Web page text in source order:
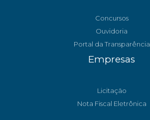
Concursos
Ouvidoria
Portal da Transparência
Empresas
Licitação
Nota Fiscal Eletrônica